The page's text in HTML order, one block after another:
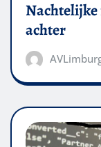
Nachtelijke
achter